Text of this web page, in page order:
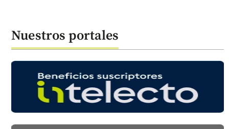
Nuestros portales